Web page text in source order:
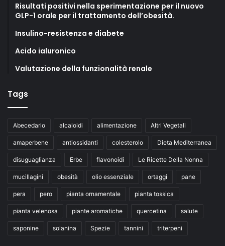
Risultati positivi nella sperimentazione per il nuovo
GLP-1 orale per il trattamento dell’obesità.
Insulino-resistenza e diabete
Acido ialuronico
Valutazione della funzionalità renale
Tags
Abecedario alcaloidi alimentazione Altri Vegetali
amaperbene antiossidanti colesterolo Dieta Mediterranea
disuguaglianza Erbe flavonoidi Le Ricette Della Nonna
mucillagini obesità olio essenziale ortaggi pane
pera pero pianta ornamentale pianta tossica
pianta velenosa piante aromatiche quercetina salute
saponine solanina Spezie tannini triterpeni